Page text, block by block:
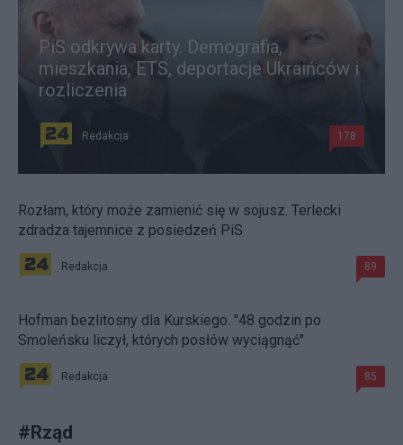
PiS odkrywa karty. Demografia,
mieszkania, ETS, deportacje Ukraińców i
rozliczenia
Redakcja 178
Rozłam, który może zamienić się w sojusz. Terlecki
zdradza tajemnice z posiedzeń PiS
Redakcja 89
Hofman bezlitosny dla Kurskiego. "48 godzin po
Smoleńsku liczył, których posłów wyciągnąć"
Redakcja 85
#Rząd